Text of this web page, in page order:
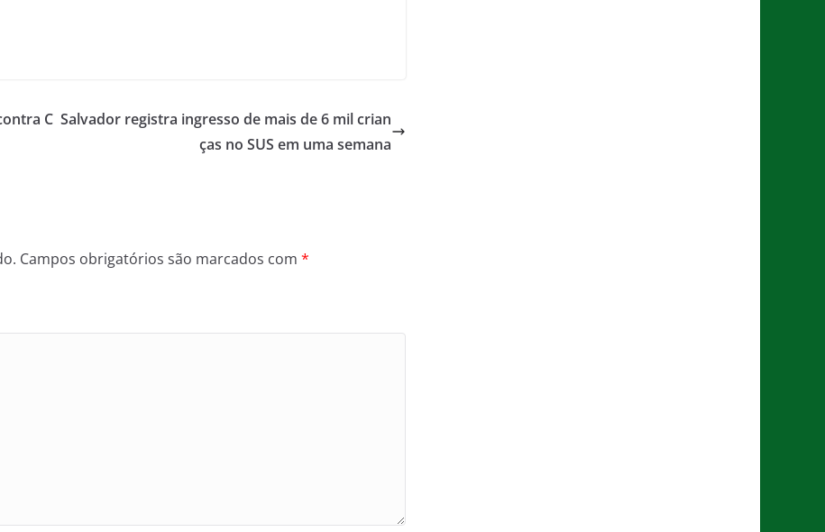
C Salvador registra ingresso de mais de 6 mil crian
ças no SUS em uma semana
Campos obrigatórios são marcados com *